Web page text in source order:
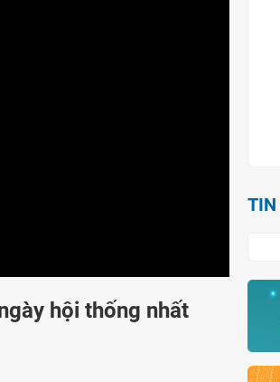
hội thống nhất
TIN